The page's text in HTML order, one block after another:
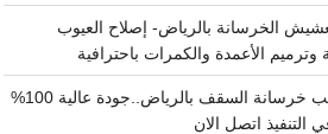
الخرسانة بالرياض- إصلاح العيوب
وترميم الأعمدة والكمرات باحترافية
مقاول صب خرسانة السقف بالرياض..جودة عالية 100%
اتصل الان